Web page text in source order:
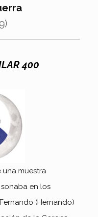
400
muestra
en los
(Hernando)